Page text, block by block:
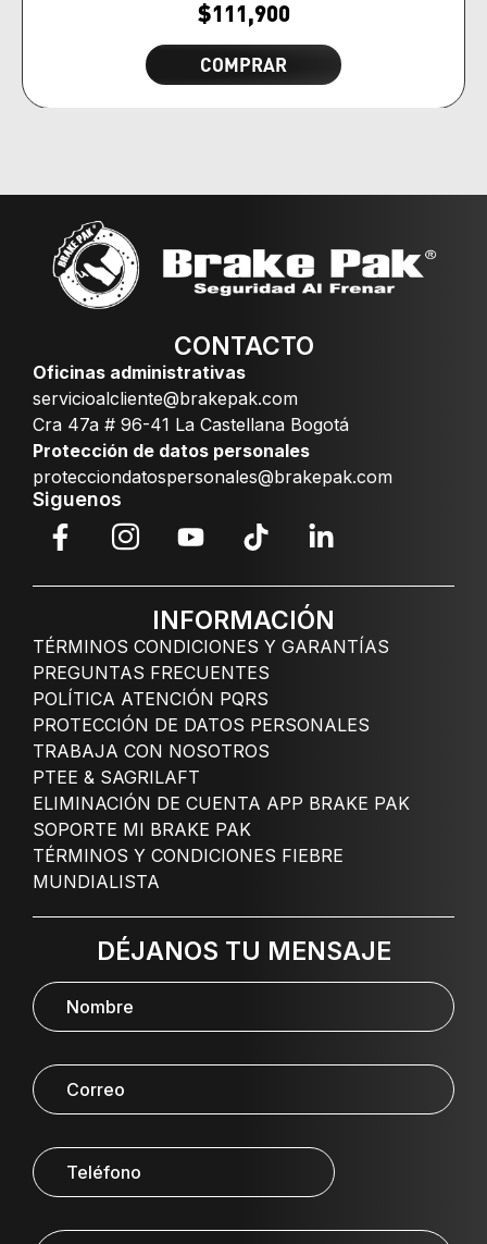
$111,900
COMPRAR
CONTACTO
Oficinas administrativas
servicioalcliente@brakepak.com
Cra 47a # 96-41 La Castellana Bogotá
Protección de datos personales
protecciondatospersonales@brakepak.com
Siguenos
INFORMACIÓN
TÉRMINOS CONDICIONES Y GARANTÍAS
PREGUNTAS FRECUENTES
POLÍTICA ATENCIÓN PQRS
PROTECCIÓN DE DATOS PERSONALES
TRABAJA CON NOSOTROS
PTEE & SAGRILAFT
ELIMINACIÓN DE CUENTA APP BRAKE PAK
SOPORTE MI BRAKE PAK
TÉRMINOS Y CONDICIONES FIEBRE
MUNDIALISTA
DÉJANOS TU MENSAJE